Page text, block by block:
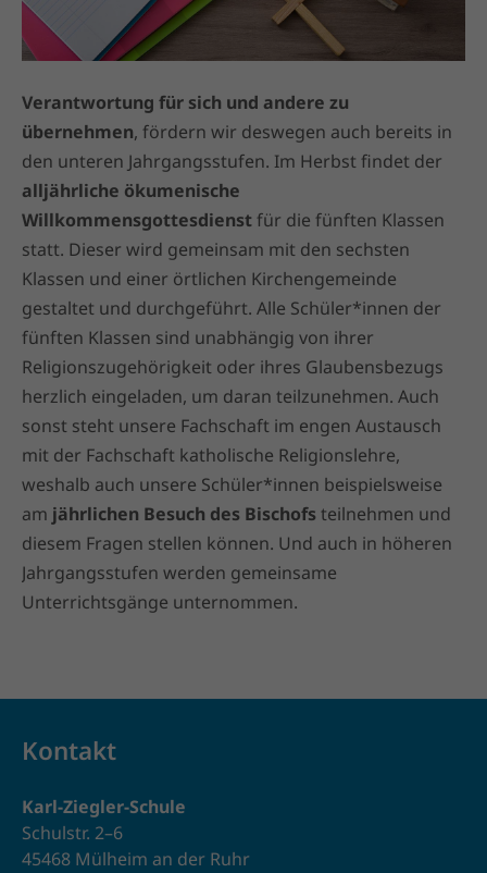
Verantwortung für sich und andere zu
übernehmen, fördern wir deswegen auch bereits in
den unteren Jahrgangsstufen. Im Herbst findet der
alljährliche ökumenische
Willkommensgottesdienstfür die fünften Klassen
statt. Dieser wird gemeinsam mit den sechsten
Klassen und einer örtlichen Kirchengemeinde
gestaltet und durchgeführt. Alle Schüler*innen der
fünften Klassen sind unabhängig von ihrer
Religionszugehörigkeit oder ihres Glaubensbezugs
herzlich eingeladen, um daran teilzunehmen. Auch
sonst steht unsere Fachschaft im engen Austausch
mit der Fachschaft katholische Religionslehre,
weshalb auch unsere Schüler*innen beispielsweise
am jährlichen Besuch des Bischofs teilnehmen und
diesem Fragen stellen können. Und auch in höheren
Jahrgangsstufen werden gemeinsame
Unterrichtsgänge unternommen.
Kontakt
Karl-Ziegler-Schule
Schulstr. 2–6
45468 Mülheim an der Ruhr